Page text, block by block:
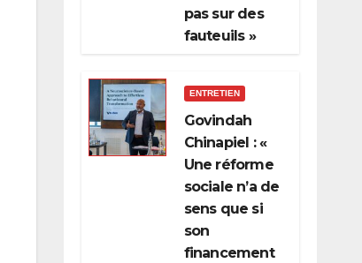
pas sur des
fauteuils »
ENTRETIEN
Govindah
Chinapiel : «
Une réforme
sociale n’a de
sens que si
son
financement